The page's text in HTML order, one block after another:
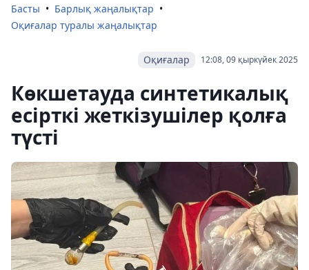
Басты
Барлық жаңалықтар
Оқиғалар туралы жаңалықтар
12:08, 09 қыркүйек 2025
Оқиғалар
Көкшетауда синтетикалық
есірткі жеткізушілер қолға
түсті